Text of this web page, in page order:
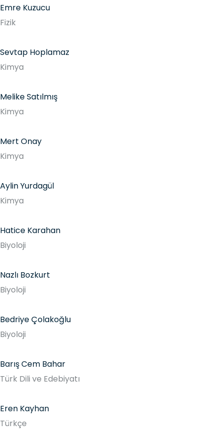
Emre Kuzucu
Fizik
Sevtap Hoplamaz
Kimya
Melike Satılmış
Kimya
Mert Onay
Kimya
Aylin Yurdagül
Kimya
Hatice Karahan
Biyoloji
Nazlı Bozkurt
Biyoloji
Bedriye Çolakoğlu
Biyoloji
Barış Cem Bahar
Türk Dili ve Edebiyatı
Eren Kayhan
Türkçe